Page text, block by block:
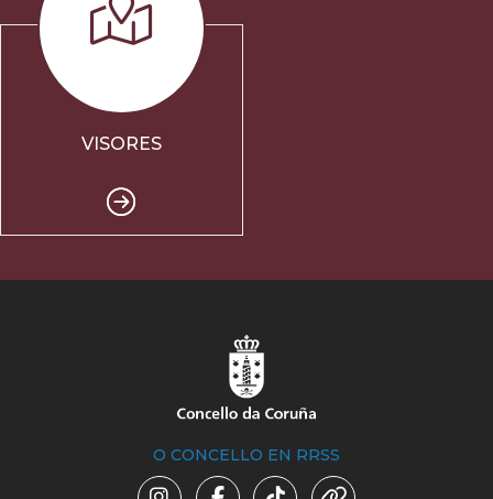
VISORES
O CONCELLO EN RRSS